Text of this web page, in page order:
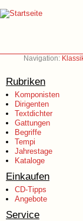
Navigation:
Rubriken
Komponisten
Dirigenten
Textdichter
Gattungen
Begriffe
Tempi
Jahrestage
Kataloge
Einkaufen
CD-Tipps
Angebote
Service